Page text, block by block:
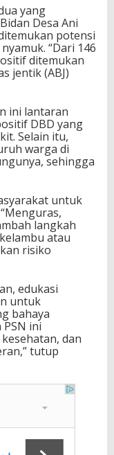
yang
Desa Ani
potensi
“Dari 146
ditemukan
jentik (ABJ)
ini lantaran
DBD yang
Selain itu,
warga di
sehingga
untuk
langkah
atau
risiko
edukasi
untuk
bahaya
ini
dan
tutup